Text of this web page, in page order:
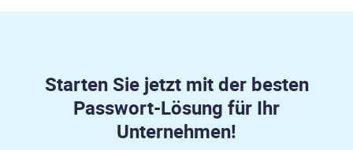
Starten Sie jetzt mit der besten
Passwort-Lösung für Ihr
Unternehmen!